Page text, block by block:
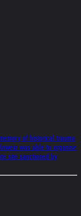
of historical trauma
was able to organise
site sanctioned by